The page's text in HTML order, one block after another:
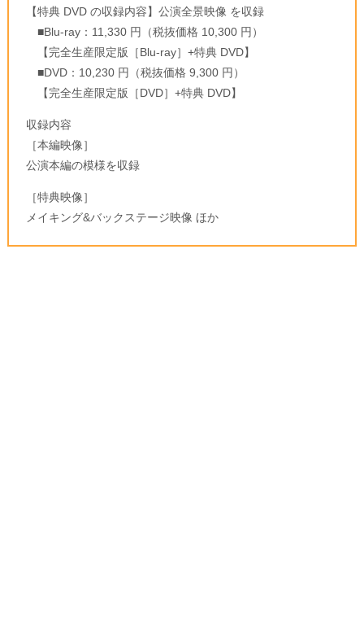
【特典 DVD の収録内容】公演全景映像 を収録
■Blu-ray：11,330 円（税抜価格 10,300 円）
【完全生産限定版［Blu-ray］+特典 DVD】
■DVD：10,230 円（税抜価格 9,300 円）
【完全生産限定版［DVD］+特典 DVD】
収録内容
［本編映像］
公演本編の模様を収録
［特典映像］
メイキング&バックステージ映像 ほか